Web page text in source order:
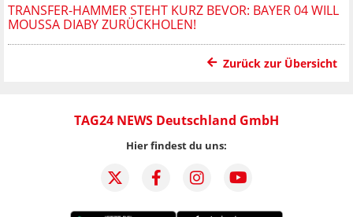
TRANSFER-HAMMER STEHT KURZ BEVOR: BAYER 04 WILL
MOUSSA DIABY ZURÜCKHOLEN!
Zurück zur Übersicht
TAG24 NEWS Deutschland GmbH
Hier findest du uns: